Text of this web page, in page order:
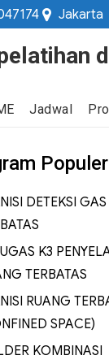
Jakarta
Jadwal
Populer
DETEKSI
K3
TERBATAS
RUANG
SPACE)
KOMBINASI